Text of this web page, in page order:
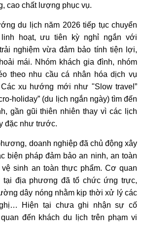
cao chất lượng phục vụ.
du lịch năm 2026 tiếp tục chuyển
hoạt, ưu tiên kỳ nghỉ ngắn với
nghiệm vừa đảm bảo tính tiện lợi,
mái. Nhóm khách gia đình, nhóm
theo nhu cầu cá nhân hóa dịch vụ
xu hướng mới như "Slow travel”
holiday” (du lịch ngắn ngày) tìm đến
gần gũi thiên nhiên thay vì các lịch
đặc như trước.
doanh nghiệp đã chủ động xây
biện pháp đảm bảo an ninh, an toàn
vệ sinh an toàn thực phẩm. Cơ quan
tại địa phương đã tổ chức ứng trực,
dây nóng nhằm kịp thời xử lý các
Hiện tại chưa ghi nhận sự cố
đến khách du lịch trên phạm vi